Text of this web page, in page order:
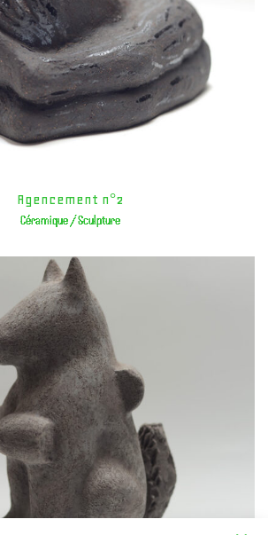
Agencement n°2
Céramique / Sculpture